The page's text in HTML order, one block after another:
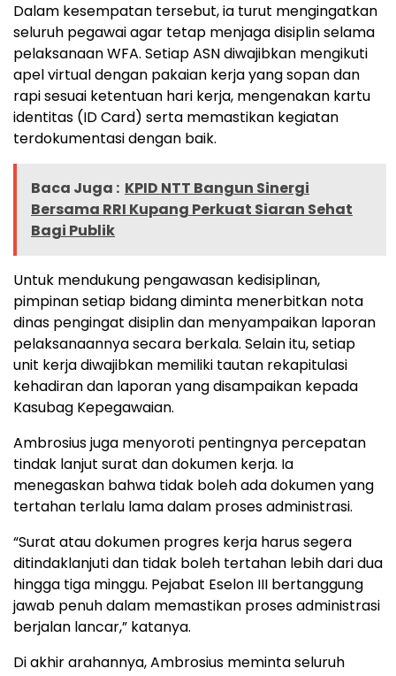
Dalam kesempatan tersebut, ia turut mengingatkan
seluruh pegawai agar tetap menjaga disiplin selama
pelaksanaan WFA. Setiap ASN diwajibkan mengikuti
apel virtual dengan pakaian kerja yang sopan dan
rapi sesuai ketentuan hari kerja, mengenakan kartu
identitas (ID Card) serta memastikan kegiatan
terdokumentasi dengan baik.
Baca Juga : KPID NTT Bangun Sinergi
Bersama RRI Kupang Perkuat Siaran Sehat
Bagi Publik
Untuk mendukung pengawasan kedisiplinan,
pimpinan setiap bidang diminta menerbitkan nota
dinas pengingat disiplin dan menyampaikan laporan
pelaksanaannya secara berkala. Selain itu, setiap
unit kerja diwajibkan memiliki tautan rekapitulasi
kehadiran dan laporan yang disampaikan kepada
Kasubag Kepegawaian.
Ambrosius juga menyoroti pentingnya percepatan
tindak lanjut surat dan dokumen kerja. Ia
menegaskan bahwa tidak boleh ada dokumen yang
tertahan terlalu lama dalam proses administrasi.
“Surat atau dokumen progres kerja harus segera
ditindaklanjuti dan tidak boleh tertahan lebih dari dua
hingga tiga minggu. Pejabat Eselon III bertanggung
jawab penuh dalam memastikan proses administrasi
berjalan lancar,” katanya.
Di akhir arahannya, Ambrosius meminta seluruh